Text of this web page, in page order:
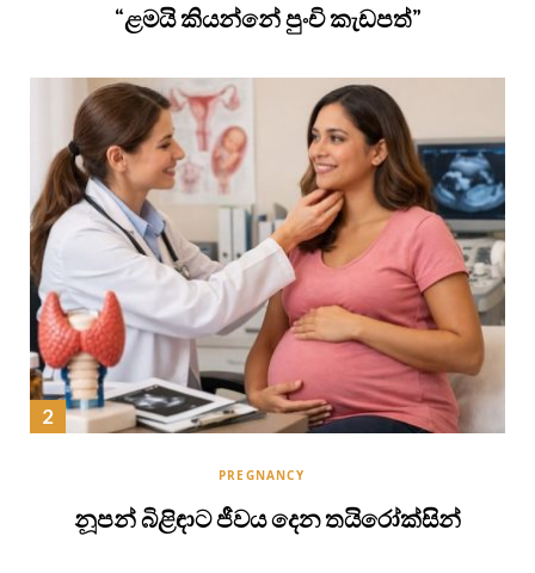
“ළමයි කියන්නේ පුංචි කැඩපත්”
PREGNANCY
නූපන් බිළිඳාට ජීවය දෙන තයිරෝක්සින්